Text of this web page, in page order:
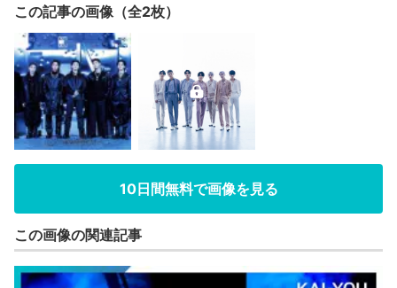
この記事の画像（全2枚）
10日間無料で画像を見る
この画像の関連記事